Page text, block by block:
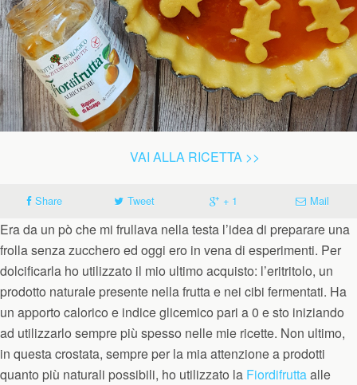
VAI ALLA RICETTA >>
Share Tweet + 1 Mail
Era da un pò che mi frullava nella testa l’idea di preparare una
frolla senza zucchero ed oggi ero in vena di esperimenti. Per
dolcificarla ho utilizzato il mio ultimo acquisto: l’eritritolo, un
prodotto naturale presente nella frutta e nei cibi fermentati. Ha
un apporto calorico e indice glicemico pari a 0 e sto iniziando
ad utilizzarlo sempre più spesso nelle mie ricette. Non ultimo,
in questa crostata, sempre per la mia attenzione a prodotti
quanto più naturali possibili, ho utilizzato la Fiordifruttaalle